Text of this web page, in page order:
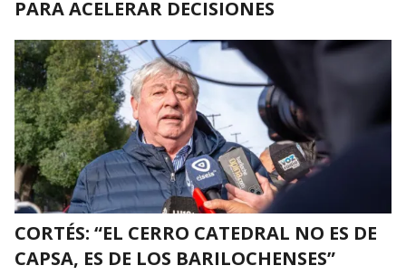
PARA ACELERAR DECISIONES
CORTÉS: “EL CERRO CATEDRAL NO ES DE
CAPSA, ES DE LOS BARILOCHENSES”